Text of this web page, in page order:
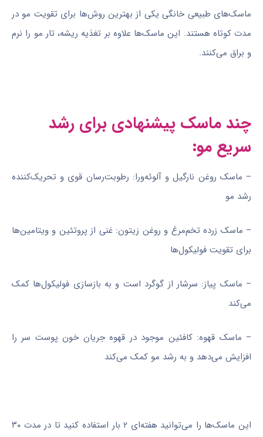
ماسک‌های طبیعی خانگی یکی از بهترین روش‌ها برای تقویت مو در
مدت کوتاه هستند. این ماسک‌ها علاوه بر تغذیه ریشه، تار مو را نرم
و براق می‌کنند.
چند ماسک پیشنهادی برای رشد
سریع مو:
– ماسک روغن نارگیل و آلوئه‌ورا: رطوبت‌رسان قوی و تحریک‌کننده
رشد مو
– ماسک زرده تخم‌مرغ و روغن زیتون: غنی از پروتئین و ویتامین‌ها
برای تقویت فولیکول‌ها
– ماسک پیاز: سرشار از گوگرد است و به بازسازی فولیکول‌ها کمک
می‌کند
– ماسک قهوه: کافئین موجود در قهوه جریان خون پوست سر را
افزایش می‌دهد و به رشد مو کمک می‌کند
این ماسک‌ها را می‌توانید هفته‌ای ۲ بار استفاده کنید تا در مدت ۳۰